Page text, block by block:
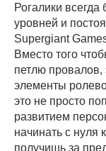
Рогалики
уровней и
Supergiant
Вместо того
петлю провалов,
элементы
это не просто
развитием
начинать с нуля
получишь за